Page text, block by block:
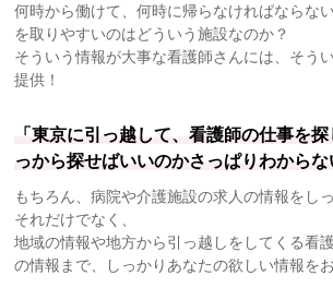
何時から働けて、何時に帰らなければならな
を取りやすいのはどういう施設なのか？
そういう情報が大事な看護師さんには、そう
提供！
「東京に引っ越して、看護師の仕事を
っから探せばいいのかさっぱりわからな
もちろん、病院や介護施設の求人の情報をし
それだけでなく、
地域の情報や地方から引っ越しをしてくる看
の情報まで、しっかりあなたの欲しい情報を